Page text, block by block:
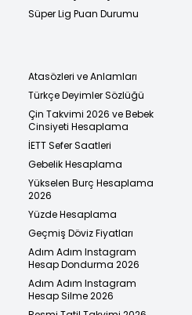
Süper Lig Puan Durumu
Atasözleri ve Anlamları
Türkçe Deyimler Sözlüğü
Çin Takvimi 2026 ve Bebek
Cinsiyeti Hesaplama
İETT Sefer Saatleri
Gebelik Hesaplama
Yükselen Burç Hesaplama
2026
Yüzde Hesaplama
Geçmiş Döviz Fiyatları
Adım Adım Instagram
Hesap Dondurma 2026
Adım Adım Instagram
Hesap Silme 2026